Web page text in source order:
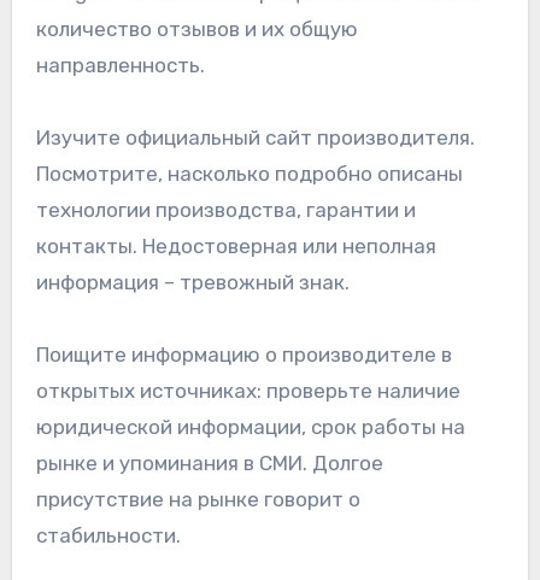
количество отзывов и их общую
направленность.
Изучите официальный сайт производителя.
Посмотрите, насколько подробно описаны
технологии производства, гарантии и
контакты. Недостоверная или неполная
информация – тревожный знак.
Поищите информацию о производителе в
открытых источниках: проверьте наличие
юридической информации, срок работы на
рынке и упоминания в СМИ. Долгое
присутствие на рынке говорит о
стабильности.